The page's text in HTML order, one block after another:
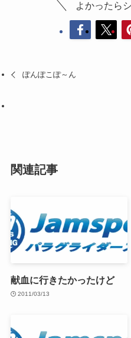
よかったら
ぽんぽこぽ～ん
関連記事
献血に行きたかったけど
2011/03/13